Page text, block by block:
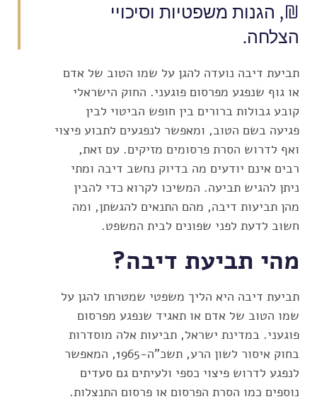
₪, הגנות משפטיות וסיכויי
הצלחה.
תביעת דיבה נועדה להגן על שמו הטוב של אדם
או גוף שנפגע מפרסום פוגעני. החוק הישראלי
קובע גבולות ברורים בין חופש הביטוי לבין
פגיעה בשם הטוב, ומאפשר לנפגעים לתבוע פיצוי
ואף לדרוש הסרת פרסומים מזיקים. עם זאת,
רבים אינם יודעים מה בדיוק נחשב דיבה ומתי
ניתן להגיש תביעה. המשיכו לקרוא כדי להבין
מהן תביעות דיבה, מהם התנאים להגשתן, ומה
חשוב לדעת לפני שפונים לבית המשפט.
מהי תביעת דיבה?
תביעת דיבה היא הליך משפטי שמטרתו להגן על
שמו הטוב של אדם או תאגיד שנפגע מפרסום
פוגעני. במדינת ישראל, תביעות אלה מוסדרות
בחוק איסור לשון הרע, תשכ"ה-1965, המאפשר
לנפגע לדרוש פיצוי כספי ולעיתים גם סעדים
נוספים כמו הסרת הפרסום או פרסום התנצלות.